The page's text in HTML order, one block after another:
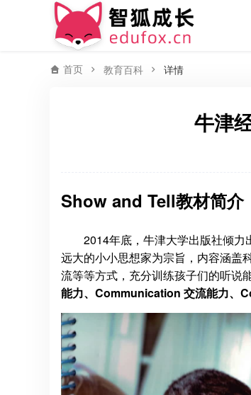
首页 教育百科 详情
牛津
Show and Tell教材简介
2014年底，牛津大学出版社倾
远大的小小思想家为宗旨，内容涵盖
流等等方式，充分训练孩子们的听说
能力、Communication 交流能力、